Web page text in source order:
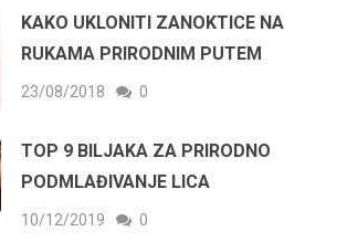
KAKO UKLONITI ZANOKTICE NA
RUKAMA PRIRODNIM PUTEM
23/08/2018 0
TOP 9 BILJAKA ZA PRIRODNO
PODMLAĐIVANJE LICA
10/12/2019 0